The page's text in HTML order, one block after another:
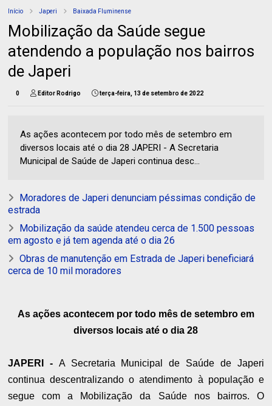
Início Japeri Baixada Fluminense
Mobilização da Saúde segue
atendendo a população nos bairros
de Japeri
0 Editor Rodrigo terça-feira, 13 de setembro de 2022
As ações acontecem por todo mês de setembro em
diversos locais até o dia 28 JAPERI - A Secretaria
Municipal de Saúde de Japeri continua desc...
Moradores de Japeri denunciam péssimas condição de
estrada
Mobilização da saúde atendeu cerca de 1.500 pessoas
em agosto e já tem agenda até o dia 26
Obras de manutenção em Estrada de Japeri beneficiará
cerca de 10 mil moradores
As ações acontecem por todo mês de setembro em
diversos locais até o dia 28
JAPERI - A Secretaria Municipal de Saúde de Japeri
continua descentralizando o atendimento à população e
segue com a Mobilização da Saúde nos bairros. O